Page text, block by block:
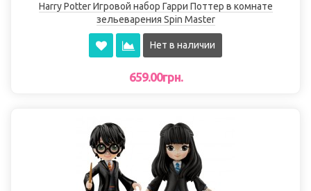
Harry Potter Игровой набор Гарри Поттер в комнате
зельеварения Spin Master
Нет в наличии
659.00грн.